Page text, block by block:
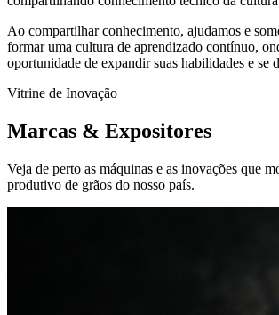
Ao compartilhar conhecimento, ajudamos e
formar uma cultura de aprendizado contínuo,
oportunidade de expandir suas habilidades e se
Vitrine de Inovação
Marcas & Expositores
Veja de perto as máquinas e as inovações que
produtivo de grãos do nosso país.